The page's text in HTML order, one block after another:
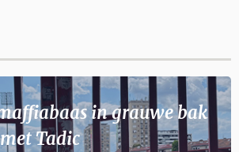
in grauwe bak
Tadic